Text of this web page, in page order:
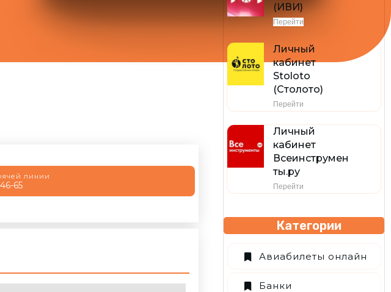
линии
65
(ИВИ)
Перейти
Личный
кабинет
Stoloto
(Столото)
Перейти
Личный
кабинет
Всеинструмен
ты.ру
Перейти
Категории
Авиабилеты онлайн
Банки